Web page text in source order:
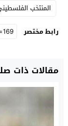
المنتخب
رابط مختصر
مقالات ذات